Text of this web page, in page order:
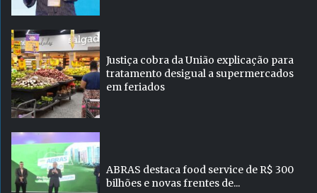
Justiça cobra da União explicação para
tratamento desigual a supermercados
em feriados
ABRAS destaca food service de R$ 300
bilhões e novas frentes de...